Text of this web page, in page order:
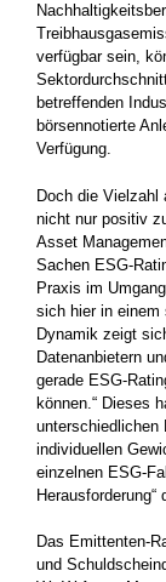
verfügbar sein,
betreffenden
börsennotierte
Verfügung.
Doch die Vielzahl
nicht nur positiv
Asset
Sachen ESG-
Praxis im
sich hier in einem
Dynamik zeigt
Datenanbietern
gerade ESG-
können.“ Dieses
unterschiedlichen
individuellen
einzelnen ESG-
Herausforderung“
Das Emittenten-
und